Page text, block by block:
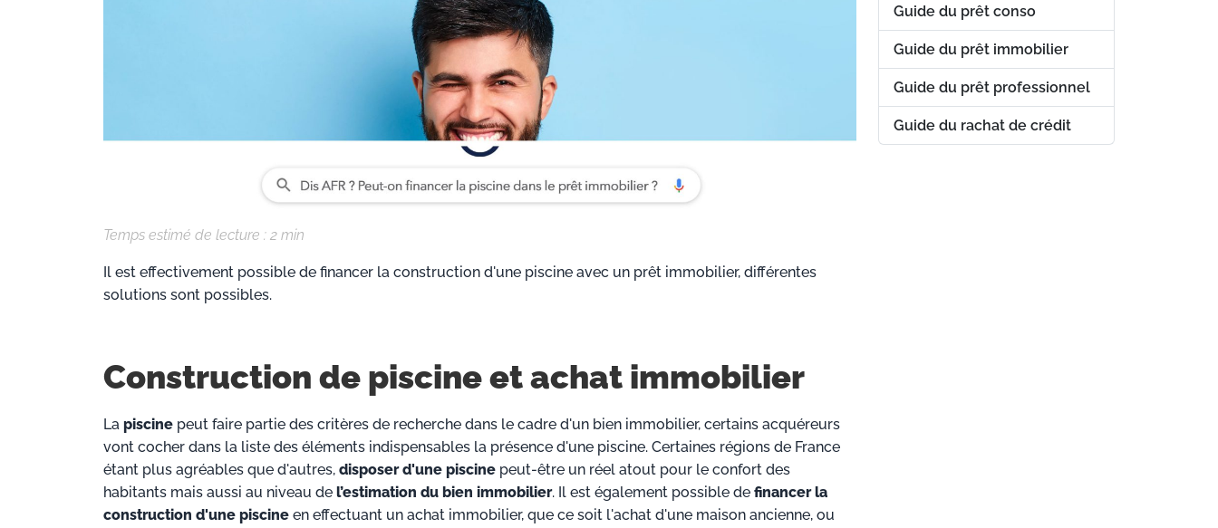
Temps estimé de lecture : 2 min
Il est effectivement possible de financer la construction d'une piscine avec un prêt immobilier, différentes
solutions sont possibles.
Construction de piscine et achat immobilier
La piscine peut faire partie des critères de recherche dans le cadre d'un bien immobilier, certains acquéreurs
vont cocher dans la liste des éléments indispensables la présence d'une piscine. Certaines régions de France
étant plus agréables que d'autres, disposer d'une piscine peut-être un réel atout pour le confort des
habitants mais aussi au niveau de l’estimation du bien immobilier. Il est également possible de financer la
construction d'une piscine en effectuant un achat immobilier, que ce soit l'achat d'une maison ancienne, ou
Guide du prêt conso
Guide du prêt immobilier
Guide du prêt professionnel
Guide du rachat de crédit